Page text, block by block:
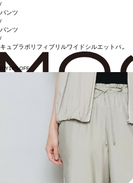
/
パンツ
/
パンツ
/
キュプラポリフィブリルワイドシルエットパンツ